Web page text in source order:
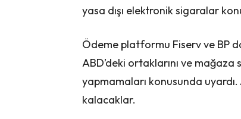
yasa dışı elektronik sigaralar
Ödeme platformu Fiserv ve BP
ABD’deki ortaklarını ve
yapmamaları konusunda
kalacaklar.